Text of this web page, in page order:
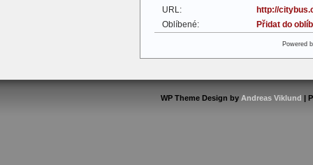
URL:
http://
Oblíbené:
Přidat do
Powered
WP Theme Design by Andreas Viklund |